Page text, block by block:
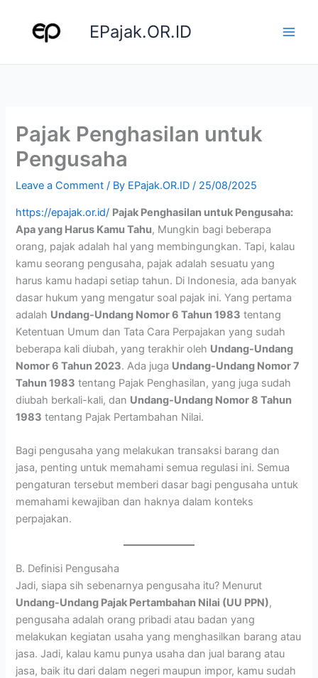
content
EPajak.OR.ID
Pajak Penghasilan untuk
Pengusaha
Leave a Comment / By EPajak.OR.ID/ 25/08/2025
https://epajak.or.id/ Pajak Penghasilan untuk Pengusaha:
Apa yang Harus Kamu Tahu, Mungkin bagi beberapa
orang, pajak adalah hal yang membingungkan. Tapi, kalau
kamu seorang pengusaha, pajak adalah sesuatu yang
harus kamu hadapi setiap tahun. Di Indonesia, ada banyak
dasar hukum yang mengatur soal pajak ini. Yang pertama
adalah Undang-Undang Nomor 6 Tahun 1983 tentang
Ketentuan Umum dan Tata Cara Perpajakan yang sudah
beberapa kali diubah, yang terakhir oleh Undang-Undang
Nomor 6 Tahun 2023. Ada juga Undang-Undang Nomor 7
Tahun 1983 tentang Pajak Penghasilan, yang juga sudah
diubah berkali-kali, dan Undang-Undang Nomor 8 Tahun
1983 tentang Pajak Pertambahan Nilai.
Bagi pengusaha yang melakukan transaksi barang dan
jasa, penting untuk memahami semua regulasi ini. Semua
pengaturan tersebut memberi dasar bagi pengusaha untuk
memahami kewajiban dan haknya dalam konteks
perpajakan.
B. Definisi Pengusaha
Jadi, siapa sih sebenarnya pengusaha itu? Menurut
Undang-Undang Pajak Pertambahan Nilai (UU PPN),
pengusaha adalah orang pribadi atau badan yang
melakukan kegiatan usaha yang menghasilkan barang atau
jasa. Jadi, kalau kamu punya usaha dan jual barang atau
jasa, baik itu dari dalam negeri maupun impor, kamu sudah